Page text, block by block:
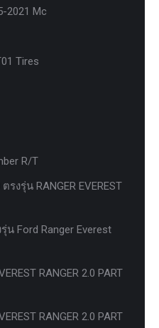
2021 Mc
Tires
R/T
งรุ่น RANGER EVEREST
Ford Ranger Everest
RANGER 2.0 PART
RANGER 2.0 PART